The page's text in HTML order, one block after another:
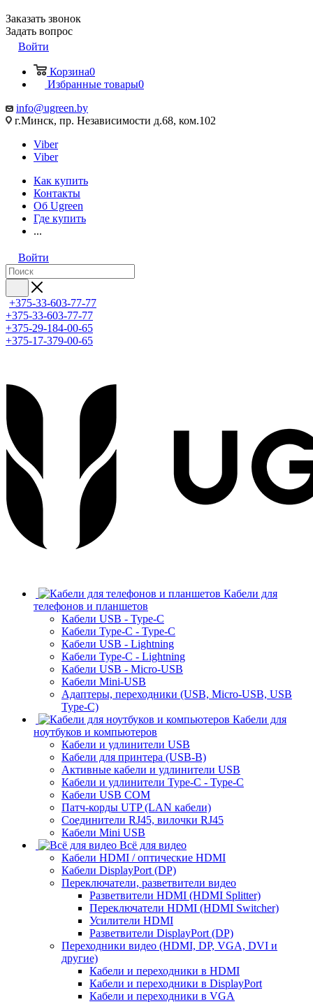
Заказать звонок
Задать вопрос
Войти
Корзина0
Избранные товары0
info@ugreen.by
г.Минск, пр. Независимости д.68, ком.102
Viber
Viber
Как купить
Контакты
Об Ugreen
Где купить
...
Войти
+375-33-603-77-77
+375-33-603-77-77
+375-29-184-00-65
+375-17-379-00-65
Кабели для
телефонов и планшетов
Кабели USB - Type-C
Кабели Type-C - Type-C
Кабели USB - Lightning
Кабели Type-C - Lightning
Кабели USB - Micro-USB
Кабели Mini-USB
Адаптеры, переходники (USB, Micro-USB, USB
Type-C)
Кабели для
ноутбуков и компьютеров
Кабели и удлинители USB
Кабели для принтера (USB-B)
Активные кабели и удлинители USB
Кабели и удлинители Type-C - Type-C
Кабели USB COM
Патч-корды UTP (LAN кабели)
Соединители RJ45, вилочки RJ45
Кабели Mini USB
Всё для видео
Кабели HDMI / оптические HDMI
Кабели DisplayPort (DP)
Переключатели, разветвители видео
Разветвители HDMI (HDMI Splitter)
Переключатели HDMI (HDMI Switcher)
Усилители HDMI
Разветвители DisplayPort (DP)
Переходники видео (HDMI, DP, VGA, DVI и
другие)
Кабели и переходники в HDMI
Кабели и переходники в DisplayPort
Кабели и переходники в VGA